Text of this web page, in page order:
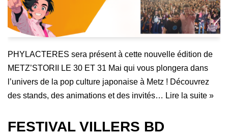
PHYLACTERES sera présent à cette nouvelle édition de
METZ’STORII LE 30 ET 31 Mai qui vous plongera dans
l’univers de la pop culture japonaise à Metz ! Découvrez
des stands, des animations et des invités… Lire la suite »
FESTIVAL VILLERS BD